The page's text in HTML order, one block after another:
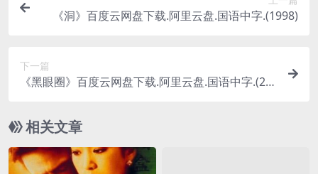
《洞》百度云网盘下载.阿里云盘.国语中字.(1998)
下一篇
《黑眼圈》百度云网盘下载.阿里云盘.国语中字.(20
相关文章